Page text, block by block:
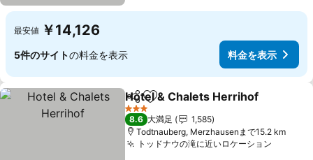
最安値 ￥14,126
5件のサイトの料金を表示 料金を表示
シェアお気に入りに追加
Hotel & Chalets Herrihof
3 ホテルのランク
8.6 大満足
1,585
Todtnauberg, Merzhausenまで15.2 km
トッドナウの滝に近いロケーション